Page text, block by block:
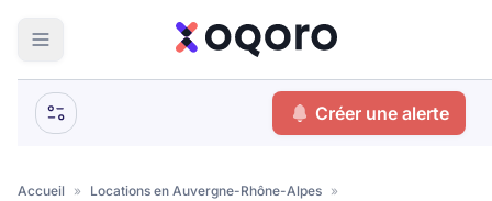
Votre
recherche
Créer une alerte
Accueil » Locations en Auvergne-Rhône-Alpes »